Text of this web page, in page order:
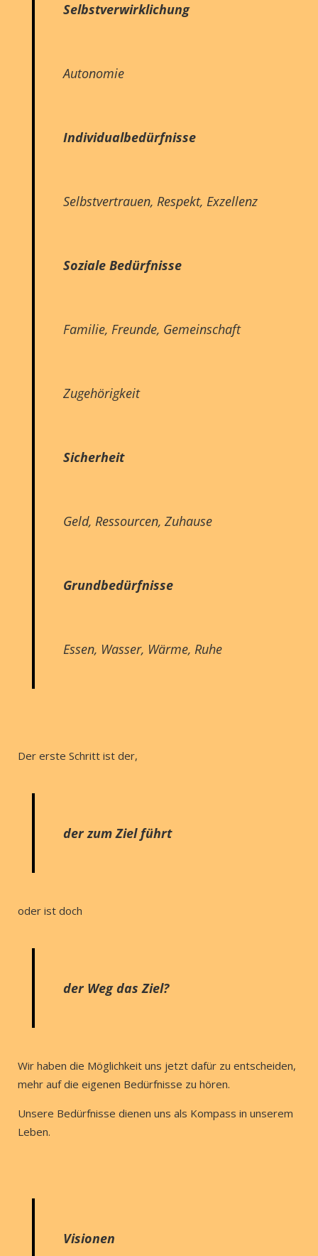
Selbstverwirklichung
Autonomie
Individualbedürfnisse
Selbstvertrauen, Respekt, Exzellenz
Soziale Bedürfnisse
Familie, Freunde, Gemeinschaft
Zugehörigkeit
Sicherheit
Geld, Ressourcen, Zuhause
Grundbedürfnisse
Essen, Wasser, Wärme, Ruhe
Der erste Schritt ist der,
der zum Ziel führt
oder ist doch
der Weg das Ziel?
Wir haben die Möglichkeit uns jetzt dafür zu entscheiden,
mehr auf die eigenen Bedürfnisse zu hören.
Unsere Bedürfnisse dienen uns als Kompass in unserem
Leben.
Visionen